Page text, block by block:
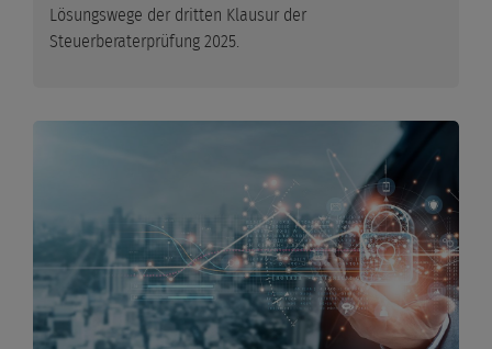
Lösungswege der dritten Klausur der
Steuerberaterprüfung 2025.